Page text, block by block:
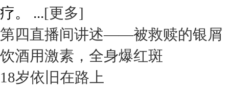
疗。 ...[更多]
第四直播间讲述——被救赎的银屑
饮酒用激素，全身爆红斑
18岁依旧在路上